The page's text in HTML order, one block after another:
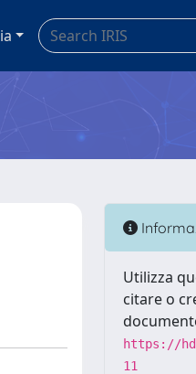
Utilizza
citare o
https://
11